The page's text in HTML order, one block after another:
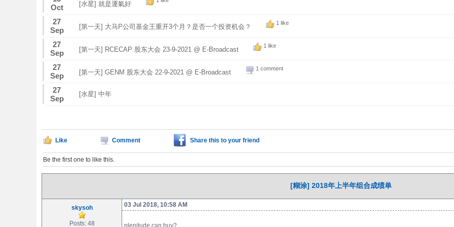
Oct
[水星] 就是運氣好
27
Sep
[第一天] 大马P公司基金王重开3个月？是否一个投资机会？ 1 like
27
Sep
[第一天] RCECAP 股东大会 23-9-2021 @ E-Broadcast 1 like
27
Sep
[第一天] GENM 股东大会 22-9-2021 @ E-Broadcast 1 comment
27
Sep
[水星] 中年
Like Comment Share this to your friend
Be the first one to like this.
[糊涂] 2018年上半年组合成绩单
skysoh
Posts: 48
03 Jul 2018, 10:58 AM
plenitude can buy?